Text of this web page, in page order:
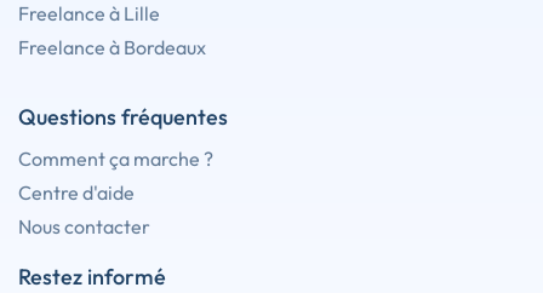
Freelance à Lille
Freelance à Bordeaux
Questions fréquentes
Comment ça marche ?
Centre d'aide
Nous contacter
Restez informé